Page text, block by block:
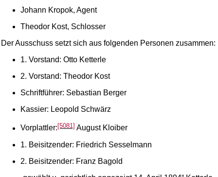
Johann Kropok, Agent
Theodor Kost, Schlosser
Der Ausschuss setzt sich aus folgenden Personen zusammen:
1. Vorstand: Otto Ketterle
2. Vorstand: Theodor Kost
Schriftführer: Sebastian Berger
Kassier: Leopold Schwärz
Vorplattler:[5081] August Kloiber
1. Beisitzender: Friedrich Sesselmann
2. Beisitzender: Franz Bagold